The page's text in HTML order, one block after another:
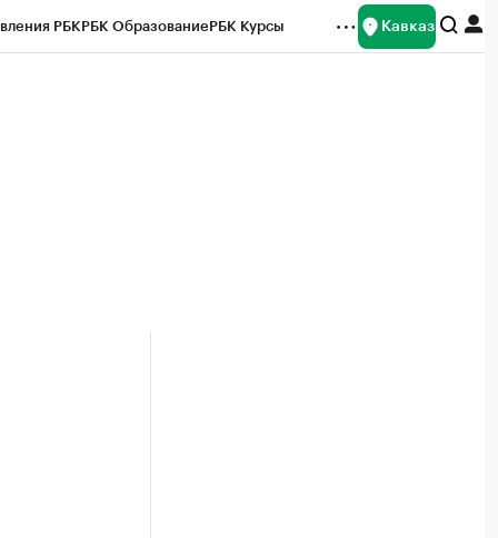
РБКРБК ОбразованиеРБК Курсы Кавказ